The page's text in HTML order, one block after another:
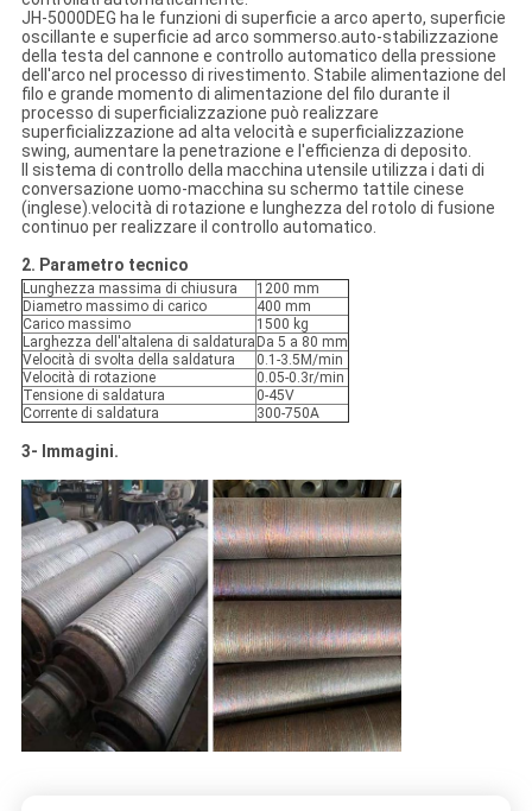
JH-5000DEG ha le funzioni di superficie a arco aperto, superficie
oscillante e superficie ad arco sommerso.auto-stabilizzazione
della testa del cannone e controllo automatico della pressione
dell'arco nel processo di rivestimento. Stabile alimentazione del
filo e grande momento di alimentazione del filo durante il
processo di superficializzazione può realizzare
superficializzazione ad alta velocità e superficializzazione
swing, aumentare la penetrazione e l'efficienza di deposito.
Il sistema di controllo della macchina utensile utilizza i dati di
conversazione uomo-macchina su schermo tattile cinese
(inglese).velocità di rotazione e lunghezza del rotolo di fusione
continuo per realizzare il controllo automatico.
2. Parametro tecnico
Lunghezza massima di chiusura
1200 mm
Diametro massimo di carico
400 mm
Carico massimo
1500 kg
Larghezza dell'altalena di saldatura Da 5 a 80 mm
Velocità di svolta della saldatura
0.1-3.5M/min
Velocità di rotazione
0.05-0.3r/min
Tensione di saldatura
0-45V
Corrente di saldatura
300-750A
3- Immagini.